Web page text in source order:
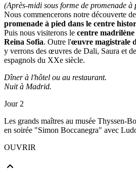
(Après-midi sous forme de promenade à
Nous commencerons notre découverte
promenade à pied dans le centre
Puis nous visiterons le centre
Reina Sofia. Outre l'œuvre magistrale
y verrons des œuvres de Dali, Saura et
espagnols du XXe siècle.
Dîner à l'hôtel ou au restaurant.
Nuit à Madrid.
Jour 2
Les grands maîtres au musée Thyssen-
en soirée "Simon Boccanegra" avec
OUVRIR